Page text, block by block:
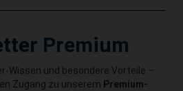
Premium
Wissen und besondere Vorteile –
Zugang zu unserem Premium-